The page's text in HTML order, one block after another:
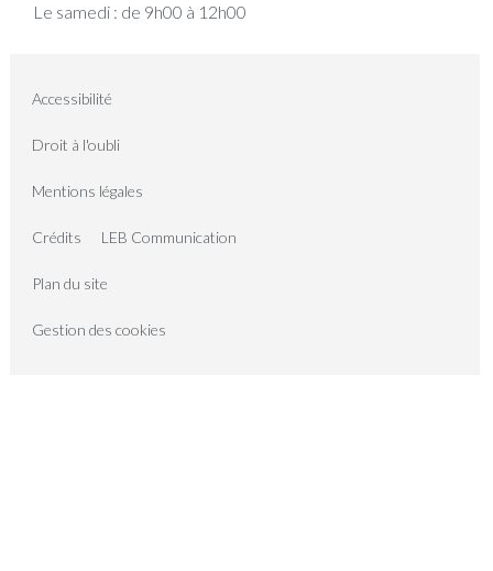
Le samedi : de 9h00 à 12h00
Accessibilité
Droit à l'oubli
Mentions légales
Crédits LEB Communication
Plan du site
Gestion des cookies